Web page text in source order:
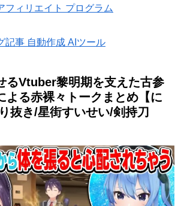
フィリエイト プログラム
記事 自動作成 AIツール
るVtuber黎明期を支えた古参
よる赤裸々トークまとめ【に
抜き/星街すいせい/剣持刀